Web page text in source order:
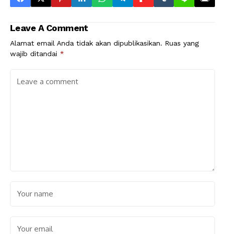
Leave A Comment
Alamat email Anda tidak akan dipublikasikan. Ruas yang
wajib ditandai *